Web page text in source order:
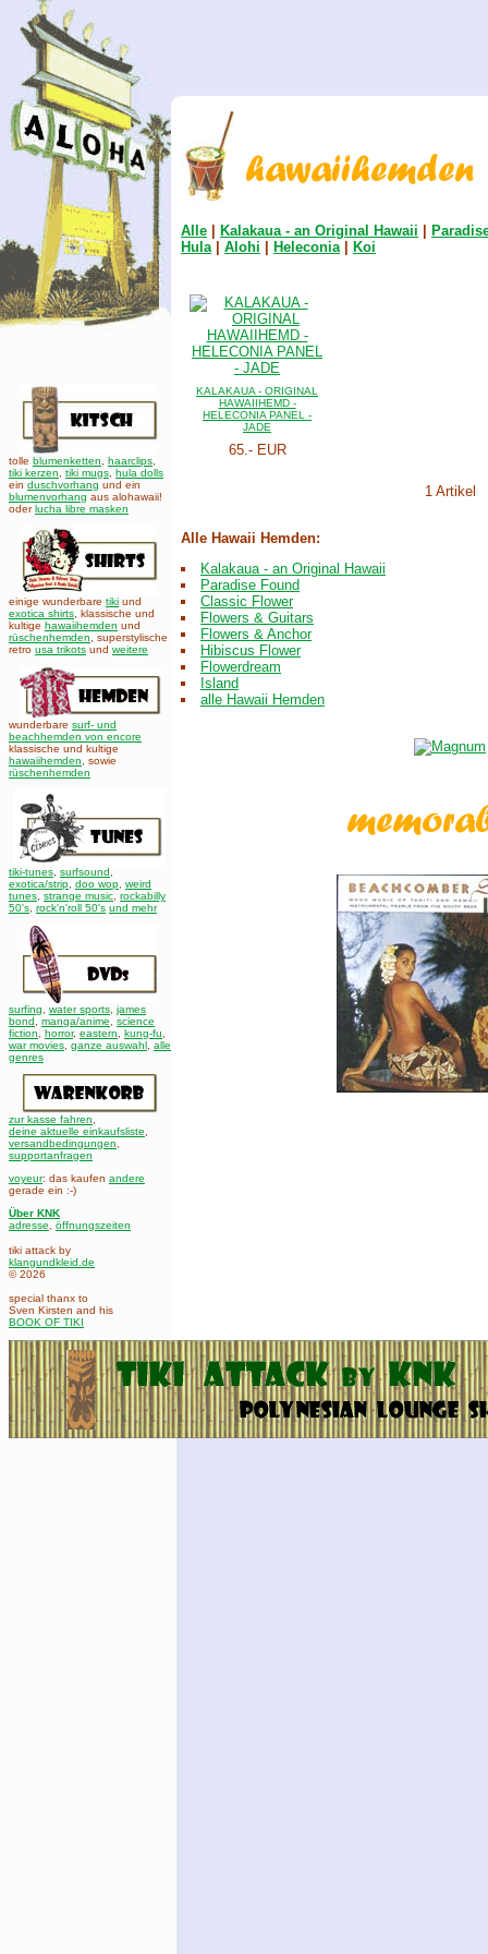
tolle blumenketten haarclips
tiki kerzen
tiki mugs hula dolls
ein duschvorhang und ein
blumenvorhang aus alohawaii!
oderlucha libre masken
einige wunderbare tiki und
exotica shirts , klassische und
kultige hawaiihemden und
rüschenhemden , superstylische
retro usa trikots und weitere
wunderbare surf- und
beachhemden von encore
klassische und kultige
hawaiihemden
sowie
rüschenhemden
tiki-tunes surfsound
exotica/strip doo wop weird
tunes strange music rockabilly
50's rock'n'roll 50's und mehr
surfing water sports james
bond
manga/anime
science
fiction
horror, eastern kung-fu
war movies ganze auswahl alle
genres
zur kasse fahren
deine aktuelle einkaufsliste
versandbedingungen
supportanfragen
voyeur: das kaufen andere
gerade ein :-)
Über KNK
adresse
öffnungszeiten
tiki attack by
klangundkleid.de
© 2026
special thanx to
Sven Kirsten and his
BOOK OF TIKI
Alle Kalakaua - an Original Hawaii
Hula| Alohi Heleconia| Koi
KALAKAUA - ORIGINAL
HAWAIIHEMD -
HELECONIA PANEL -
JADE
65.- EUR
1 Artikel
Alle Hawaii Hemden:
Kalakaua - an Original Hawaii
Paradise Found
Classic Flower
Flowers & Guitars
Flowers & Anchor
Hibiscus Flower
Flowerdream
Island
alle Hawaii Hemden